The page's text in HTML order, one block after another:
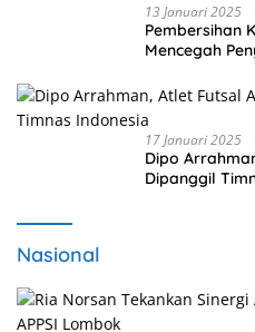
13 Januari 2025
Pembersihan
Mencegah
17 Januari 2025
Dipo
Dipanggil
Nasional